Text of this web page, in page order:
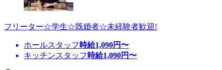
フリーター☆学生☆既婚者☆未経験者歓迎!
ホールスタッフ 時給1,090円〜
キッチンスタッフ 時給1,090円〜